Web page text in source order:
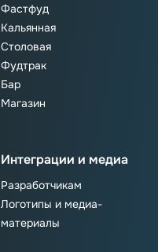
Фастфуд
Кальянная
Столовая
Фудтрак
Бар
Магазин
Интеграции и медиа
Разработчикам
Логотипы и медиа-
материалы